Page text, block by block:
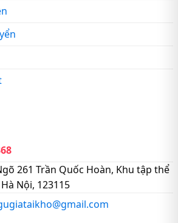
261 Trần Quốc Hoàn, Khu tập thể
Nội, 123115